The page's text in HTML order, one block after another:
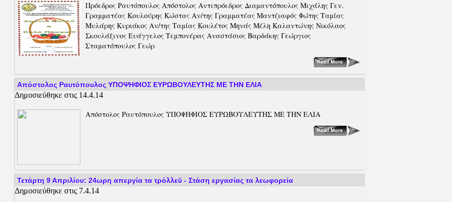
Πρόεδρος Ραυτόπουλος Απόστολος Αντιπρόεδρος Διαμαντόπουλος Μιχάλης Γεν.
Γραμματέας Κουλούρης Κώστας Αν/της Γραμματέας Μαντζιαφός Φώτης Ταμίας
Μυλάρης Κυριάκος Αν/της Ταμίας Κουλέτος Μηνάς Μέλη Καλαντώνης Νικόλαος
Σκουλάξινος Ευάγγελος Τεμπονέρας Αναστάσιος Βαρδάκης Γεώργιος
Σταματόπουλος Γεώρ
Απόστολος Ραυτόπουλος ΥΠΟΨΗΦΙΟΣ ΕΥΡΩΒΟΥΛΕΥΤΗΣ ΜΕ ΤΗΝ ΕΛΙΑ
Δημοσιεύθηκε στις 14.4.14
Απόστολος Ραυτόπουλος ΥΠΟΨΗΦΙΟΣ ΕΥΡΩΒΟΥΛΕΥΤΗΣ ΜΕ ΤΗΝ ΕΛΙΑ
Τετάρτη 9 Απριλίου: 24ωρη απεργία τα τρόλλεϋ - Στάση εργασίας τα λεωφορεία
Δημοσιεύθηκε στις 7.4.14